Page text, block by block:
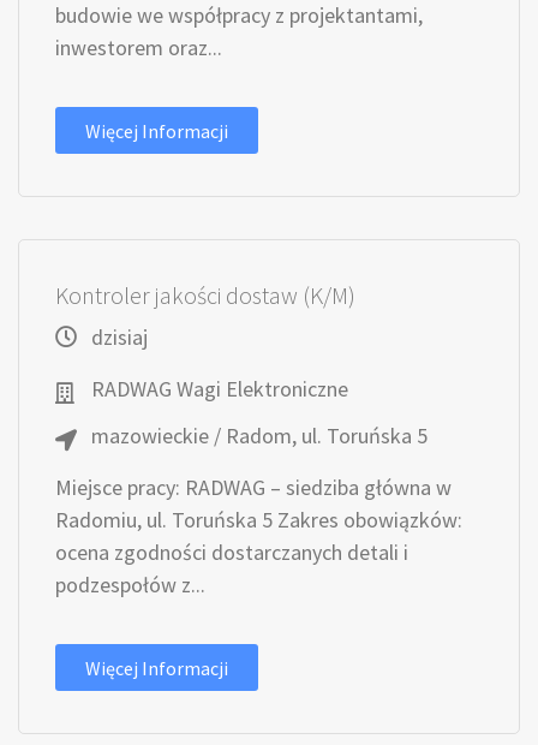
budowie we współpracy z projektantami,
inwestorem oraz...
Więcej Informacji
Kontroler jakości dostaw (K/M)
dzisiaj
RADWAG Wagi Elektroniczne
mazowieckie / Radom, ul. Toruńska 5
Miejsce pracy: RADWAG – siedziba główna w
Radomiu, ul. Toruńska 5 Zakres obowiązków:
ocena zgodności dostarczanych detali i
podzespołów z...
Więcej Informacji